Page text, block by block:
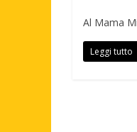
Al Mama
Leggi tutto